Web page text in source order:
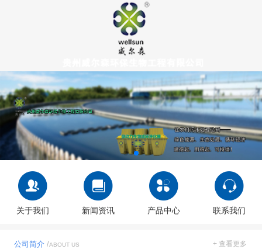
关于我们 新闻资讯 产品中心 联系我们
公司简介 /ABOUT US + 查看更多